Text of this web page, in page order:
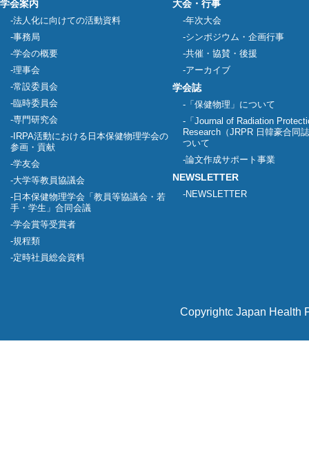
学会案内
法人化に向けての活動資料
事務局
学会の概要
理事会
常設委員会
臨時委員会
専門研究会
IRPA活動における日本保健物理学会の
参画・貢献
学友会
大学等教員協議会
日本保健物理学会「教員等協議会・若
手・学生」合同会議
学会賞等受賞者
規程類
定時社員総会資料
大会・行事
年次大会
シンポジウム・企画行事
共催・協賛・後援
アーカイブ
学会誌
「保健物理」について
「Journal of Radiation
Research（JRPR 日韓豪合同
ついて
論文作成サポート事業
NEWSLETTER
NEWSLETTER
Copyrightc Japan Health